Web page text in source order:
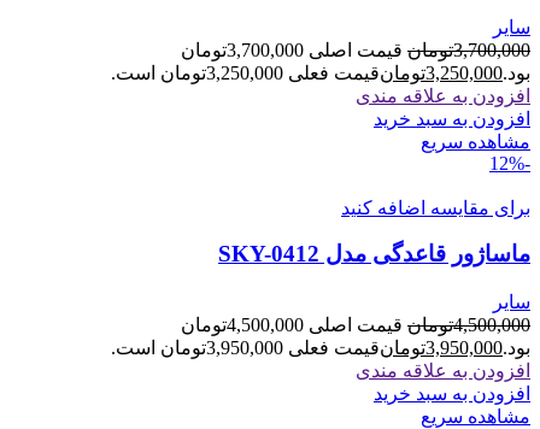
سایر
3,700,000تومان
قیمت اصلی 3,700,000تومان
بود.3,250,000تومانقیمت فعلی 3,250,000تومان است.
افزودن به علاقه مندی
افزودن به سبد خرید
مشاهده سریع
-12%
برای مقایسه اضافه کنید
ماساژور قاعدگی مدل SKY-0412
سایر
4,500,000تومان
قیمت اصلی 4,500,000تومان
بود.3,950,000تومانقیمت فعلی 3,950,000تومان است.
افزودن به علاقه مندی
افزودن به سبد خرید
مشاهده سریع